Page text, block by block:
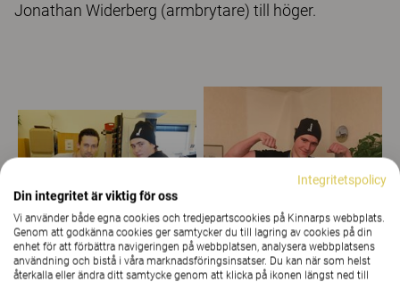
Jonathan Widerberg (armbrytare) till höger.
Integritetspolicy
Din integritet är viktig för oss
Vi använder både egna cookies och tredjepartscookies på Kinnarps webbplats.
Genom att godkänna cookies ger samtycker du till lagring av cookies på din
enhet för att förbättra navigeringen på webbplatsen, analysera webbplatsens
användning och bistå i våra marknadsföringsinsatser. Du kan när som helst
återkalla eller ändra ditt samtycke genom att klicka på ikonen längst ned till